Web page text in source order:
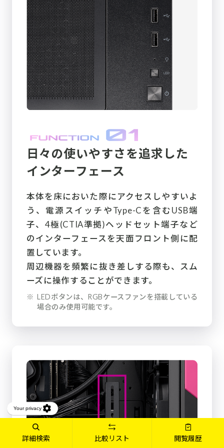
日々の使いやすさを追求した
インターフェース
本体を床においた際にアクセスしやすいよ
う、電源スイッチやType-Cを含むUSB端
子、4極(CTIA準拠)ヘッドセット端子など
のインターフェースを天面フロント側に配
置しています。
周辺機器を頻繁に抜き差しする際も、スム
ーズに操作することができます。
※ LEDボタンは、RGBケースファンを搭載している
場合のみ使用可能です。
詳細検索 比較リスト 閲覧履歴